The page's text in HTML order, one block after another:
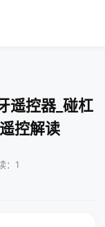
遥控器_碰杠
控解读
：1